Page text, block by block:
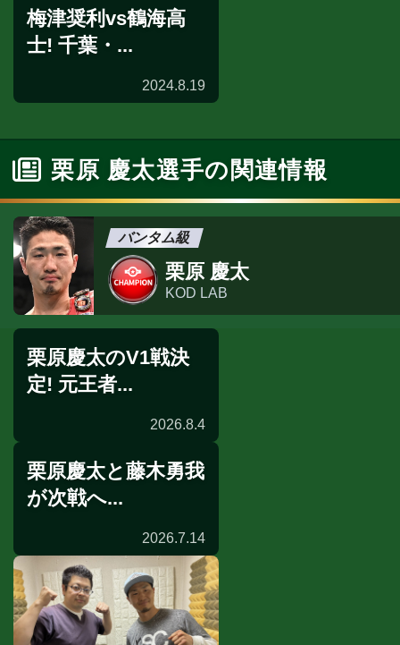
ショートインタビュー
梅津奨利vs鶴海高
士! 千葉・...
2024.8.19
栗原 慶太選手の関連情報
バンタム級
栗原 慶太
KOD LAB
試合日程
栗原慶太のV1戦決
定! 元王者...
2026.8.4
表彰式
栗原慶太と藤木勇我
が次戦へ...
2026.7.14